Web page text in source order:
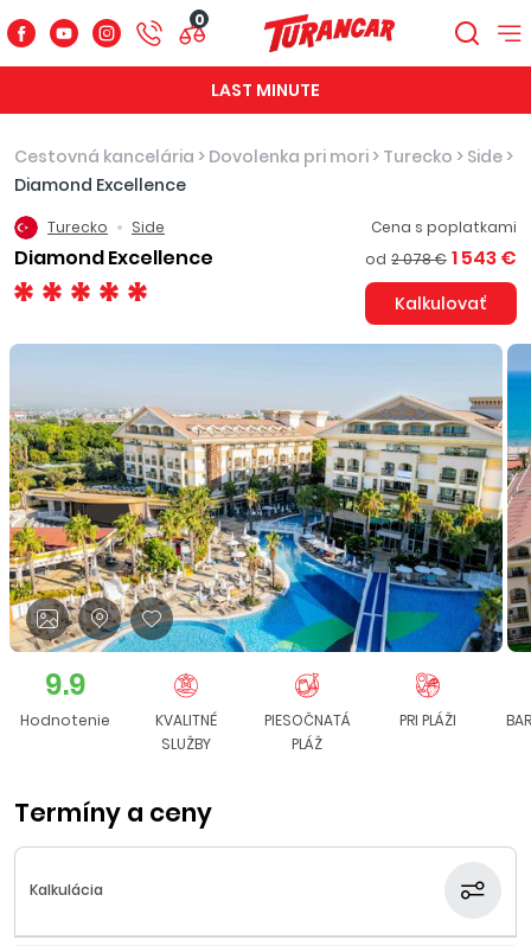
0
LAST MINUTE
Cestovná kancelária > Dovolenka pri mori > Turecko > Side >
Diamond Excellence
Turecko Side
Diamond Excellence
Cena s poplatkami
od 2 078 € 1 543 €
Kalkulovať
9.9
Hodnotenie
KVALITNÉ
SLUŽBY
PIESOČNATÁ
PLÁŽ
PRI PLÁŽI
Termíny a ceny
Kalkulácia